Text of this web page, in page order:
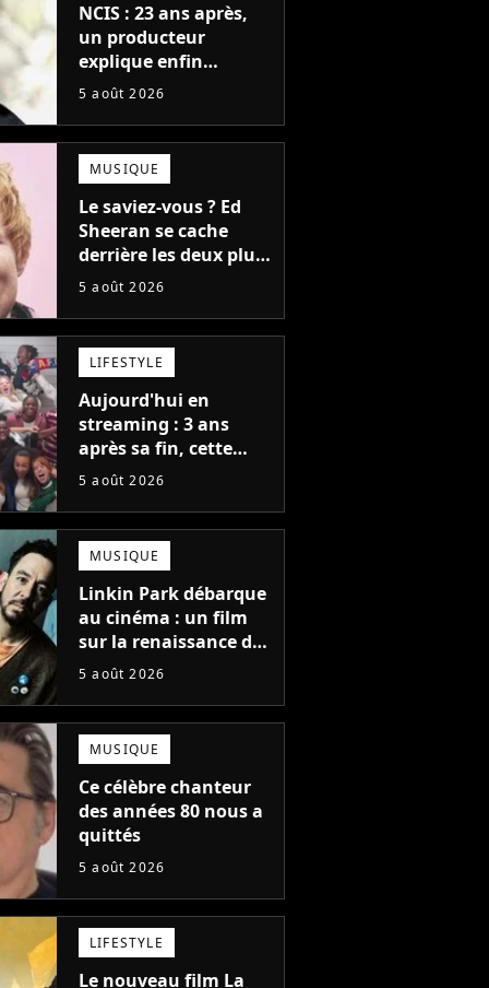
NCIS : 23 ans après,
un producteur
explique enfin
l'origine de l'idée la
(et on ne parle pas du
bateau)
5 août 2026
MUSIQUE
Le saviez-vous ? Ed
Sheeran se cache
derrière les deux plus
gros tubes du
5 août 2026
LIFESTYLE
Aujourd'hui en
streaming : 3 ans
après sa fin, cette
série aux 13 Emmy
une suite...
totalement différente
5 août 2026
MUSIQUE
Linkin Park débarque
au cinéma : un film
sur la renaissance du
groupe arrive en
5 août 2026
MUSIQUE
Ce célèbre chanteur
des années 80 nous a
quittés
5 août 2026
LIFESTYLE
Le nouveau film La